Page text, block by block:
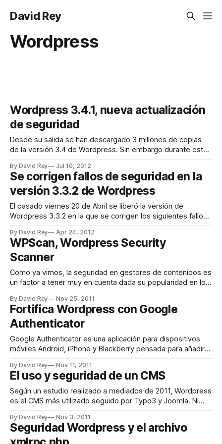
David Rey
Wordpress
Wordpress 3.4.1, nueva actualización
de seguridad
Desde su salida se han descargado 3 millones de copias
de la versión 3.4 de Wordpress. Sin embargo durante este
la nueva versión 3.4.1. Esto quiere decir que unos 3 millones
de sitios Webs están potencialmente
By David Rey Jul 10, 2012
Se corrigen fallos de seguridad en la
versión 3.3.2 de Wordpress
El pasado viernes 20 de Abril se liberó la versión de
Wordpress 3.3.2 en la que se corrigen los siguientes fallos
uses for uploading media. * SWFUpload, which WordPress
previously used for uploading media, and may still be in use
By David Rey Apr 24, 2012
WPScan, Wordpress Security
Scanner
Como ya vimos, la seguridad en gestores de contenidos es
un factor a tener muy en cuenta dada su popularidad en los
un escáner de vulnerabilidades para Joomla!, sin embargo
para Wordpress también existen este tipo de herramientas,
como
By David Rey Nov 25, 2011
Fortifica Wordpress con Google
Authenticator
Google Authenticator es una aplicación para dispositivos
móviles Android, iPhone y Blackberry pensada para añadir
sobretodo en las Google Apps de escritorio. La aplicación
funciona sin conexión a la red y permite generar códigos de
tiempo limitado para la autenticación en dos
By David Rey Nov 11, 2011
El uso y seguridad de un CMS
Según un estudio realizado a mediados de 2011, Wordpress
es el CMS más utilizado seguido por Typo3 y Joomla. Ni
en unos 50 millones de Webs. Un CMS (Content
Management System) es una plataforma que permite
administrar el contenido, principalmente,
By David Rey Nov 3, 2011
Seguridad Wordpress y el archivo